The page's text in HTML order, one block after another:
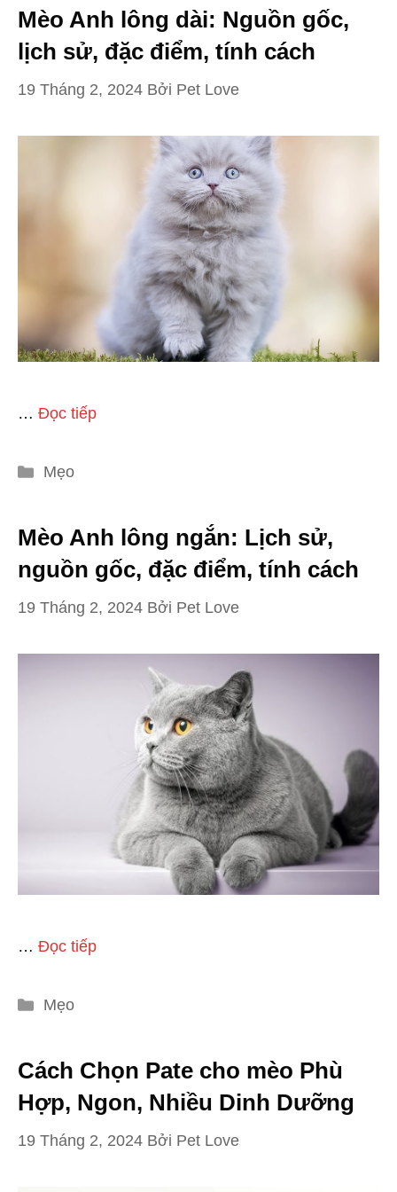
Mèo Anh lông dài: Nguồn gốc,
lịch sử, đặc điểm, tính cách
19 Tháng 2, 2024 Bởi Pet Love
… Đọc tiếp
Danh
Mẹo
Mèo Anh lông ngắn: Lịch sử,
nguồn gốc, đặc điểm, tính cách
19 Tháng 2, 2024 Bởi Pet Love
… Đọc tiếp
Danh
Mẹo
Cách Chọn Pate cho mèo Phù
Hợp, Ngon, Nhiều Dinh Dưỡng
19 Tháng 2, 2024 Bởi Pet Love